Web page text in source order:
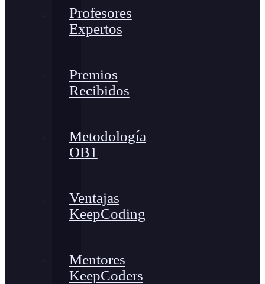
Profesores
Expertos
Premios
Recibidos
Metodología
OB1
Ventajas
KeepCoding
Mentores
KeepCoders